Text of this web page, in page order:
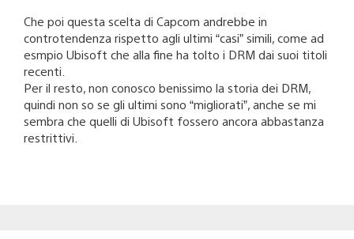
Che poi questa scelta di Capcom andrebbe in
controtendenza rispetto agli ultimi “casi” simili, come ad
esmpio Ubisoft che alla fine ha tolto i DRM dai suoi titoli
recenti.
Per il resto, non conosco benissimo la storia dei DRM,
quindi non so se gli ultimi sono “migliorati”, anche se mi
sembra che quelli di Ubisoft fossero ancora abbastanza
restrittivi.